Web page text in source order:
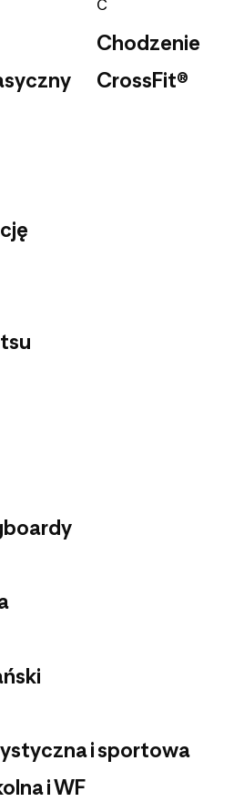
C
Chodzenie
CrossFit®
i sportowa
i WF